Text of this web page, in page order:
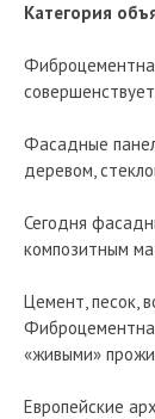
Категория
Фасадные
деревом,
Сегодня
композитным
Цемент, песок,
«живыми»
Европейские